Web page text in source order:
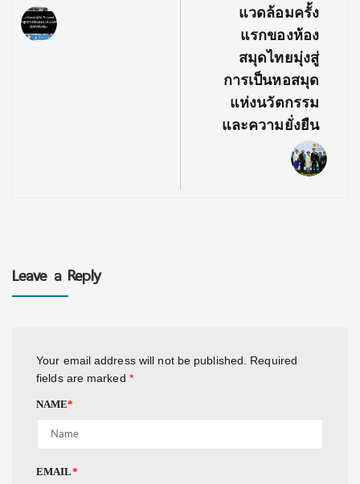
แวดล้อมครั้ง
แรกของห้อง
สมุดไทยมุ่งสู่
การเป็นหอสมุด
แห่งนวัตกรรม
และความยั่งยืน
Leave a Reply
Your email address will not be published.
Required
fields are marked *
NAME*
EMAIL*